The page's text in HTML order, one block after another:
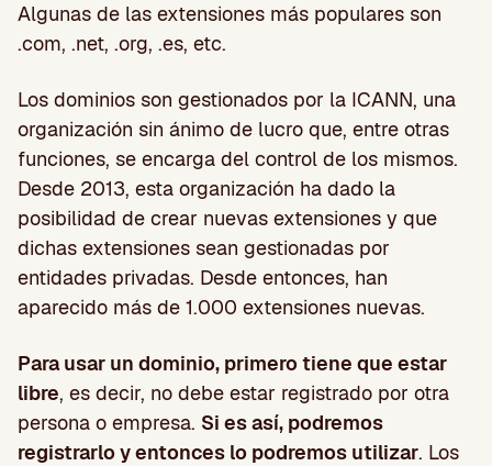
Algunas de las extensiones más populares son
.com, .net, .org, .es, etc.
Los dominios son gestionados por la ICANN, una
organización sin ánimo de lucro que, entre otras
funciones, se encarga del control de los mismos.
Desde 2013, esta organización ha dado la
posibilidad de crear nuevas extensiones y que
dichas extensiones sean gestionadas por
entidades privadas. Desde entonces, han
aparecido más de 1.000 extensiones nuevas.
Para usar un dominio, primero tiene que estar
libre, es decir, no debe estar registrado por otra
persona o empresa. Si es así, podremos
registrarlo y entonces lo podremos utilizar. Los